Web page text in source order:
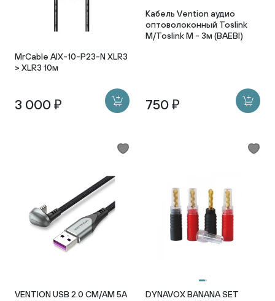
MrCable AIX-10-P23-N XLR3
> XLR3 10м
3 000 ₽
Кабель Vention аудио
оптоволоконный Toslink
M/Toslink M - 3м (BAEBI)
750 ₽
VENTION USB 2.0 CM/AM 5A
DYNAVOX BANANA SET